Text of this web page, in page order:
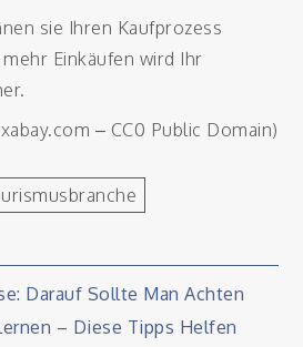
sie Ihren Kaufprozess
Einkäufen wird Ihr
– CC0 Public Domain)
Darauf Sollte Man Achten
– Diese Tipps Helfen